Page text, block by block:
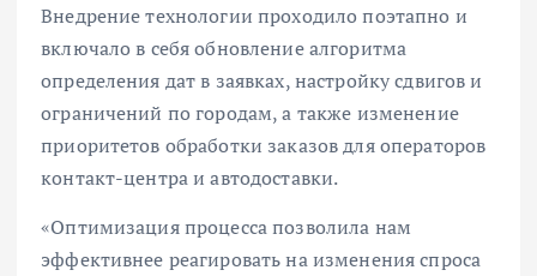
Внедрение технологии проходило поэтапно и
включало в себя обновление алгоритма
определения дат в заявках, настройку сдвигов и
ограничений по городам, а также изменение
приоритетов обработки заказов для операторов
контакт-центра и автодоставки.
«Оптимизация процесса позволила нам
эффективнее реагировать на изменения спроса